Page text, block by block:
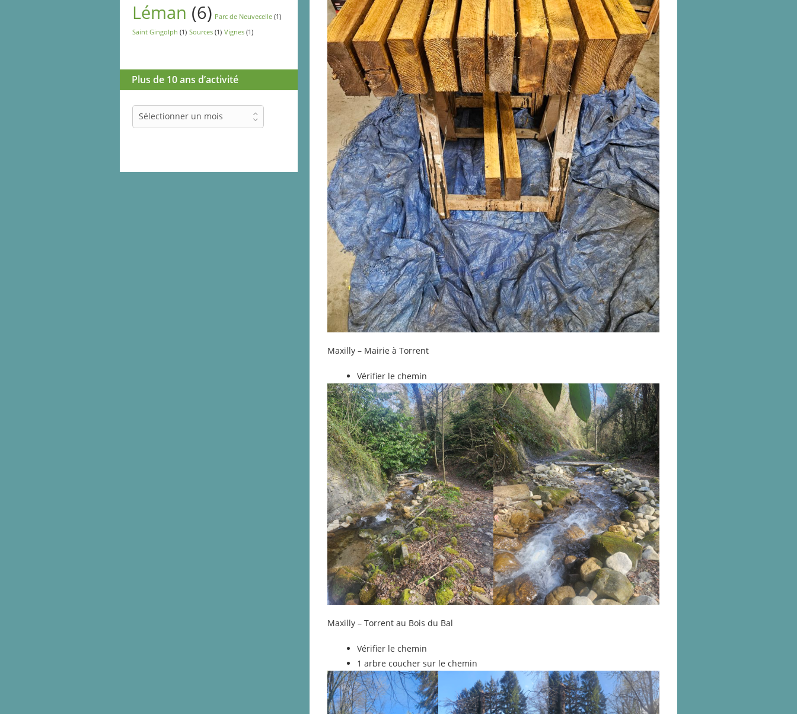
Léman (6) Parc de Neuvecelle (1)
Saint Gingolph (1) Sources (1) Vignes (1)
Plus de 10 ans d’activité
Plus
de
Sélectionner un mois
Maxilly – Mairie à Torrent
Vérifier le chemin
Maxilly – Torrent au Bois du Bal
Vérifier le chemin
1 arbre coucher sur le chemin